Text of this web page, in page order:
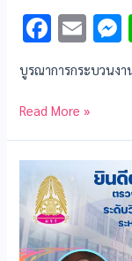
F
e
b
o
o
k
E
ai
l
บูรณาการกระบวนง
Read More »